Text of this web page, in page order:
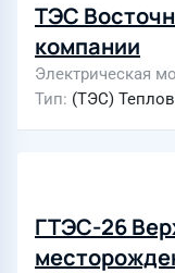
ТЭС
компании
Электрическая
Тип (ТЭС)
ГТЭС-26